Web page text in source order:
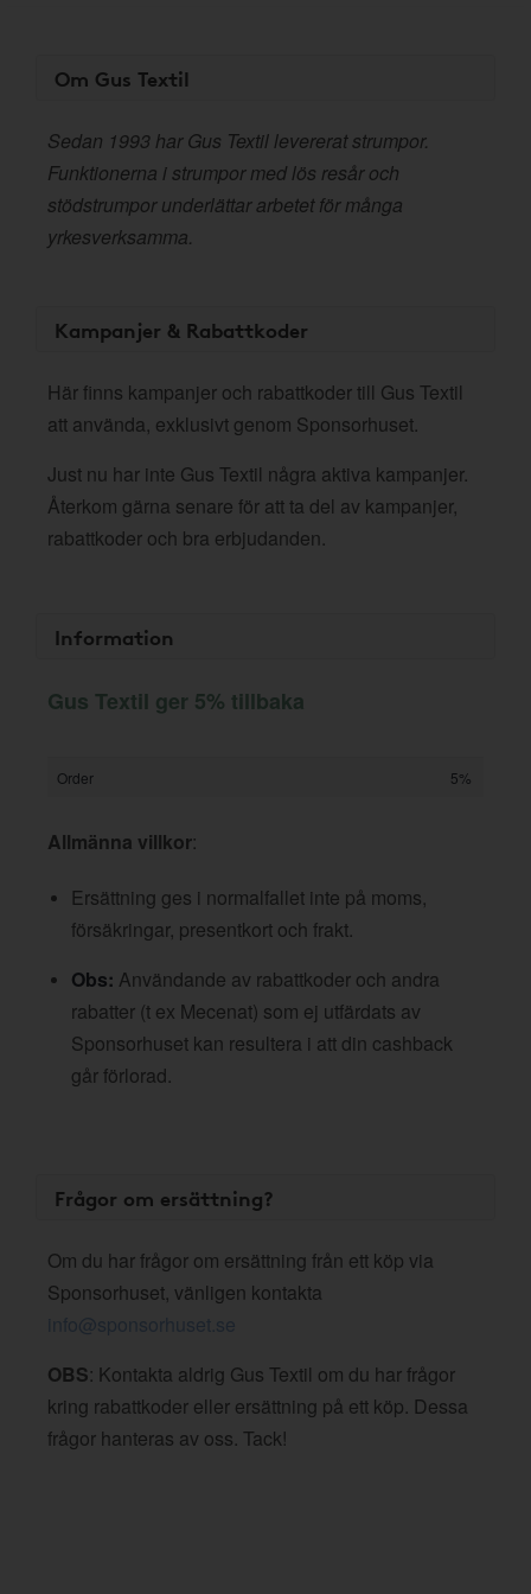
Om Gus Textil
Sedan 1993 har Gus Textil levererat strumpor.
Funktionerna i strumpor med lös resår och
stödstrumpor underlättar arbetet för många
yrkesverksamma.
Kampanjer & Rabattkoder
Här finns kampanjer och rabattkoder till Gus Textil
att använda, exklusivt genom Sponsorhuset.
Just nu har inte Gus Textil några aktiva kampanjer.
Återkom gärna senare för att ta del av kampanjer,
rabattkoder och bra erbjudanden.
Information
Gus Textil ger 5% tillbaka
Order 5%
Allmänna villkor:
Ersättning ges i normalfallet inte på moms,
försäkringar, presentkort och frakt.
Obs: Användande av rabattkoder och andra
rabatter (t ex Mecenat) som ej utfärdats av
Sponsorhuset kan resultera i att din cashback
går förlorad.
Frågor om ersättning?
Om du har frågor om ersättning från ett köp via
Sponsorhuset, vänligen kontakta
info@sponsorhuset.se
OBS: Kontakta aldrig Gus Textil om du har frågor
kring rabattkoder eller ersättning på ett köp. Dessa
frågor hanteras av oss. Tack!